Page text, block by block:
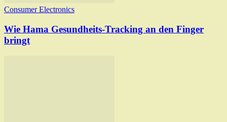
Consumer Electronics
Wie Hama Gesundheits-Tracking an den Finger
bringt